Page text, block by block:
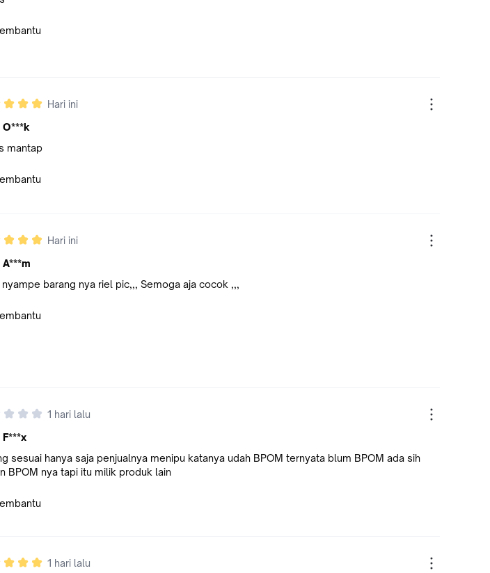
Hari ini
O***k
mantap
Hari ini
A***m
nyampe barang nya riel pic,,, Semoga aja cocok ,,,
1 hari lalu
F***x
sesuai hanya saja penjualnya menipu katanya udah BPOM ternyata blum BPOM ada sih
BPOM nya tapi itu milik produk lain
1 hari lalu